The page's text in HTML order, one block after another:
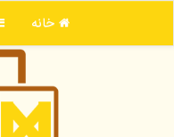
خانه